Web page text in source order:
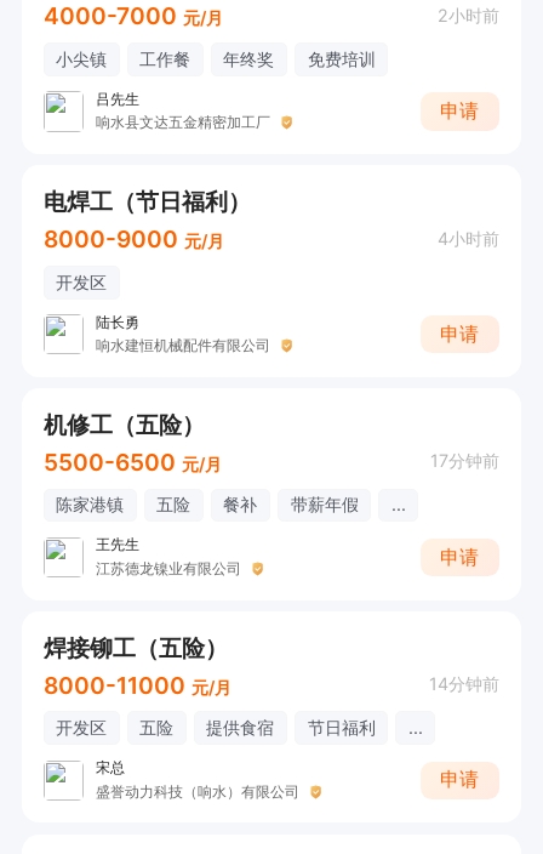
4000-7000 元/月 2小时前
小尖镇 工作餐 年终奖 免费培训
吕先生
响水县文达五金精密加工厂
申请
电焊工（节日福利）
8000-9000 元/月 4小时前
开发区
陆长勇
响水建恒机械配件有限公司
申请
机修工（五险）
5500-6500 元/月 17分钟前
陈家港镇 五险 餐补 带薪年假 ...
王先生
江苏德龙镍业有限公司
申请
焊接铆工（五险）
8000-11000 元/月 14分钟前
开发区 五险 提供食宿 节日福利 ...
宋总
盛誉动力科技（响水）有限公司
申请